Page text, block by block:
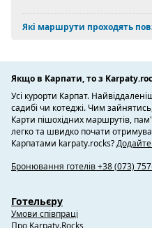
Які маршрути проходять
Якщо в Карпати, то з
Усі курорти Карпат.
садибі чи котеджі. Чим
Карти пішохідних маршрутів,
легко та швидко почати
Карпатами karpaty.rocks?
Бронювання готелів +38 (073)
Готельєру
Умови співпраці
Про Karpaty.Rocks